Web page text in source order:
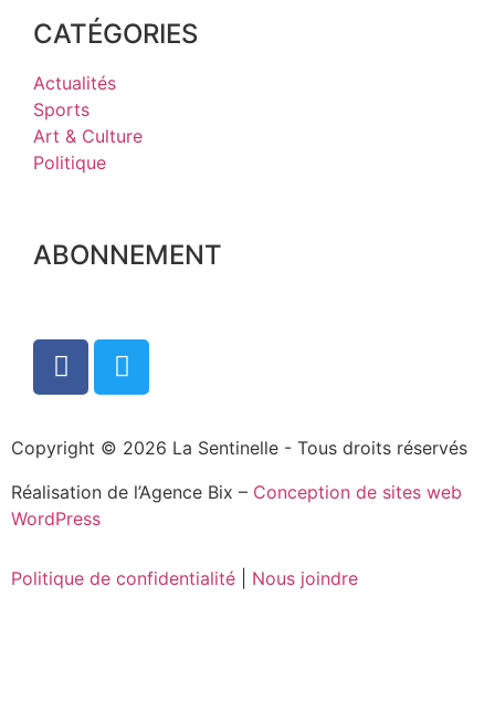
CATÉGORIES
Actualités
Sports
Art & Culture
Politique
ABONNEMENT
Copyright © 2026 La Sentinelle - Tous droits réservés
Réalisation de l’Agence Bix – Conception de sites web
WordPress
Politique de confidentialité Nous joindre